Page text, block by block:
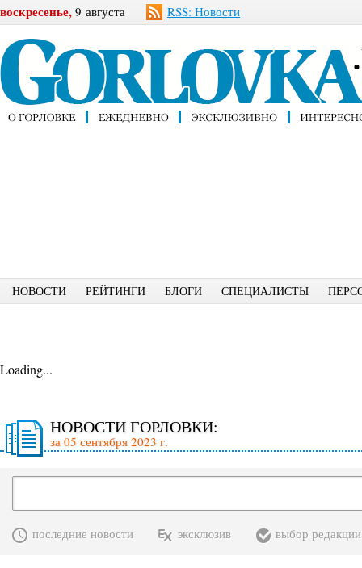
воскресенье, 9 августа RSS: Новости
НОВОСТИ РЕЙТИНГИ БЛОГИ СПЕЦИАЛИСТЫ
Loading...
НОВОСТИ ГОРЛОВКИ:
за 05 сентября 2023 г.
последние новости эксклюзив выбор редакции